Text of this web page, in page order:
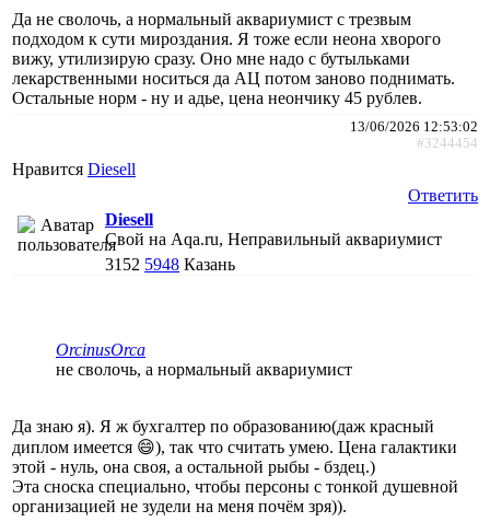
Да не сволочь, а нормальный аквариумист с трезвым
подходом к сути мироздания. Я тоже если неона хворого
вижу, утилизирую сразу. Оно мне надо с бутыльками
лекарственными носиться да АЦ потом заново поднимать.
Остальные норм - ну и адье, цена неончику 45 рублев.
13/06/2026 12:53:02
#3244454
Нравится Diesell
Ответить
Diesell
Свой на Aqa.ru, Неправильный аквариумист
3152 5948 Казань
ОrcinusОrca
не сволочь, а нормальный аквариумист
Да знаю я). Я ж бухгалтер по образованию(даж красный
диплом имеется 😄), так что считать умею. Цена галактики
этой - нуль, она своя, а остальной рыбы - бздец.)
Эта сноска специально, чтобы персоны с тонкой душевной
организацией не зудели на меня почём зря)).